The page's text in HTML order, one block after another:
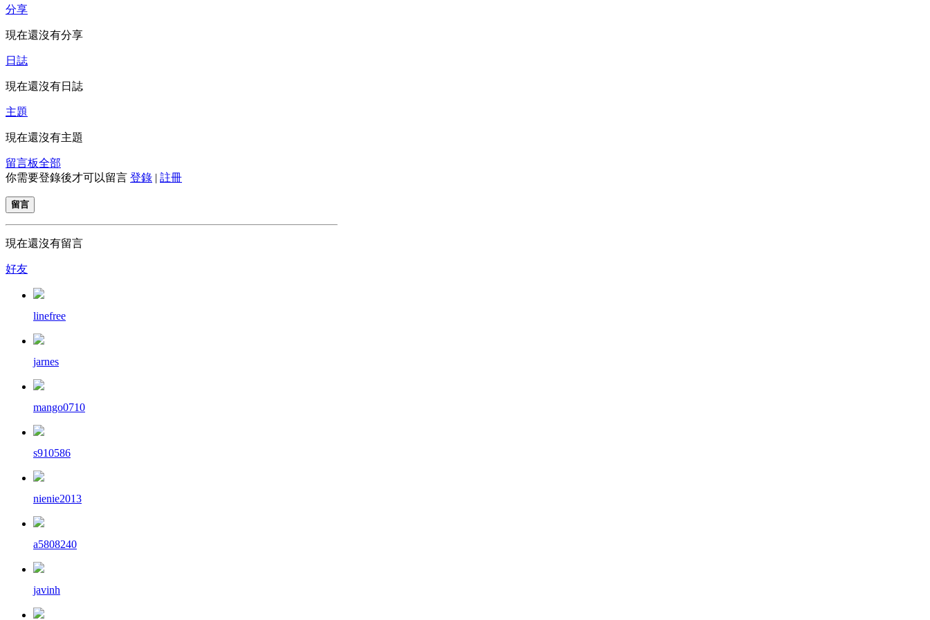
分享
現在還沒有分享
日誌
現在還沒有日誌
主題
現在還沒有主題
留言板全部
你需要登錄後才可以留言 登錄 | 註冊
留言
現在還沒有留言
好友
linefree
jarnes
mango0710
s910586
nienie2013
a5808240
javinh